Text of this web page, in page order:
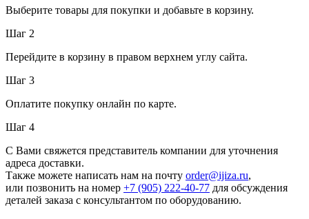
Выберите товары для покупки и добавьте в корзину.
Шаг 2
Перейдите в корзину в правом верхнем углу сайта.
Шаг 3
Оплатите покупку онлайн по карте.
Шаг 4
С Вами свяжется представитель компании для уточнения
адреса доставки.
Также можете написать нам на почту order@ijiza.ru,
или позвонить на номер +7 (905) 222‑40‑77 для обсуждения
деталей заказа с консультантом по оборудованию.